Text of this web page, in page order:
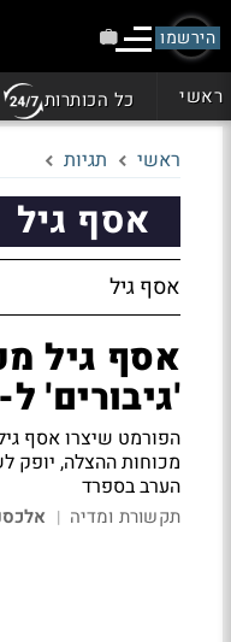
הירשמו
ראשי כל הכותרות
ראשי תגיות
אסף גיל
אסף גיל
אסף גיל
'גיבורים' ל-TF1 הצרפתי
הפורמט שיצרו אסף גיל
מכוחות ההצלה, יופק
הערב בספרד
תקשורת ומדיה |